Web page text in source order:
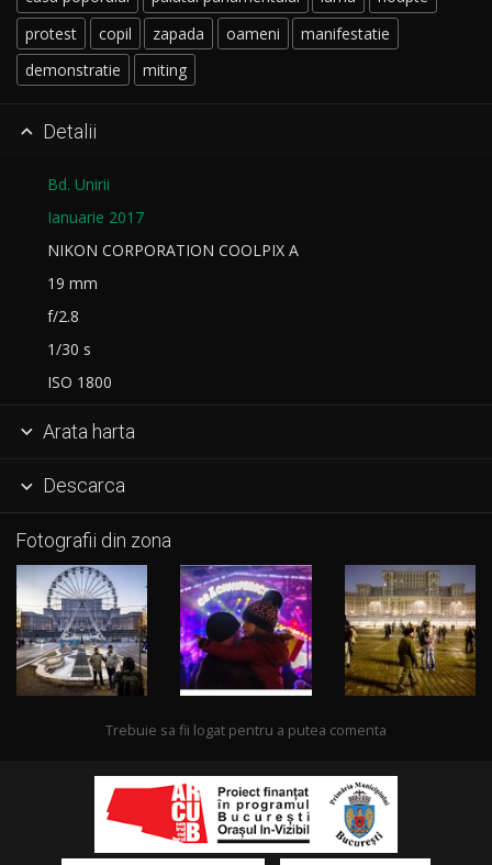
protest
copil zapada oameni
manifestatie
demonstratie
miting
 Detalii
Bd. Unirii
Ianuarie 2017
NIKON CORPORATION COOLPIX A
19 mm
f/2.8
1/30 s
ISO 1800
 Arata harta
 Descarca
Fotografii din zona
Trebuie sa fii logat pentru a putea comenta